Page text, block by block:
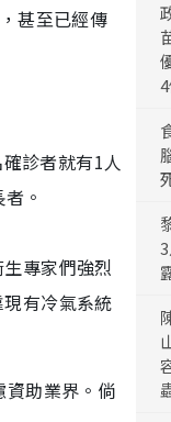
甚至已經傳
診者就有1人
。
專家們強烈
有冷氣系統
助業界。倘